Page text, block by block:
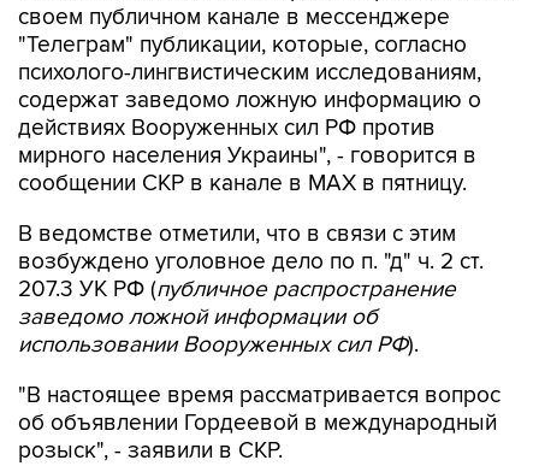
своем публичном канале в мессенджере
"Телеграм" публикации, которые, согласно
психолого-лингвистическим исследованиям,
содержат заведомо ложную информацию о
действиях Вооруженных сил РФ против
мирного населения Украины", - говорится в
сообщении СКР в канале в MAX в пятницу.
В ведомстве отметили, что в связи с этим
возбуждено уголовное дело по п. "д" ч. 2 ст.
207.3 УК РФ (публичное распространение
заведомо ложной информации об
использовании Вооруженных сил РФ).
"В настоящее время рассматривается вопрос
об объявлении Гордеевой в международный
розыск", - заявили в СКР.